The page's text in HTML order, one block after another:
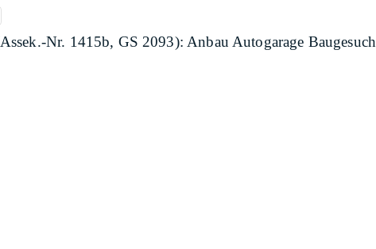
Nr. 1415b, GS 2093): Anbau Autogarage Baugesuch